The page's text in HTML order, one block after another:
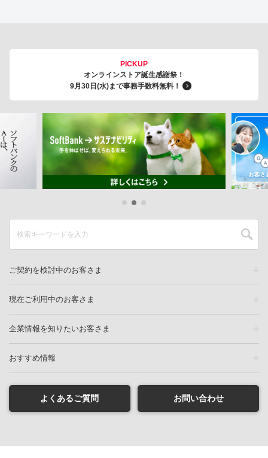
PICKUP
オンラインストア誕生感謝祭！
9月30日(水)まで事務手数料無料！
ご契約を検討中のお客さま
現在ご利用中のお客さま
企業情報を知りたいお客さま
おすすめ情報
よくあるご質問 お問い合わせ